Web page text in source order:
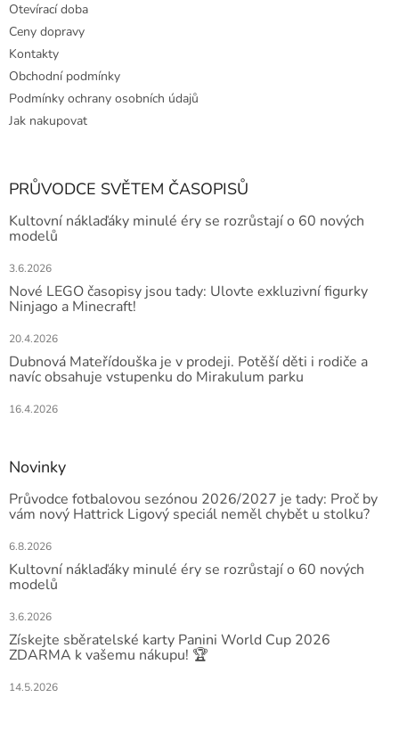
Otevírací doba
Ceny dopravy
Kontakty
Obchodní podmínky
Podmínky ochrany osobních údajů
Jak nakupovat
PRŮVODCE SVĚTEM ČASOPISŮ
Kultovní náklaďáky minulé éry se rozrůstají o 60 nových
modelů
3.6.2026
Nové LEGO časopisy jsou tady: Ulovte exkluzivní figurky
Ninjago a Minecraft!
20.4.2026
Dubnová Mateřídouška je v prodeji. Potěší děti i rodiče a
navíc obsahuje vstupenku do Mirakulum parku
16.4.2026
Novinky
Průvodce fotbalovou sezónou 2026/2027 je tady: Proč by
vám nový Hattrick Ligový speciál neměl chybět u stolku?
6.8.2026
Kultovní náklaďáky minulé éry se rozrůstají o 60 nových
modelů
3.6.2026
Získejte sběratelské karty Panini World Cup 2026
ZDARMA k vašemu nákupu! 🏆
14.5.2026